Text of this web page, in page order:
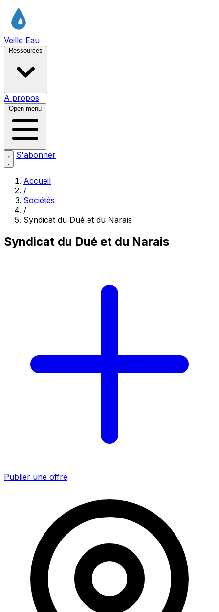
Veille Eau
Ressources
A propos
Open menu
S'abonner
Accueil
/
Sociétés
/
Syndicat du Dué et du Narais
Syndicat du Dué et du Narais
Publier une offre